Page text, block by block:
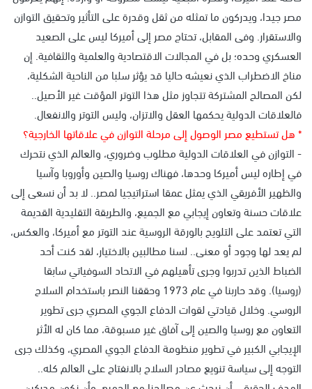
مصر جيدا، ويدركون ما تمثله من ثقل وقدرة على التأثير وتحقيق التوازن
والاستقرار. وفى المقابل، تحتاج مصر إلى أميركا ليس على الصعيد
العسكري وحده؛ بل في المجالات الاقتصادية والعلمية والثقافية. إن
مناخ الاضطراب الذي نعيشه حاليا قد يؤثر سلبا من الناحية الشكلية،
لكن المصالح المشتركة تتجاوز مثل هذا التوتر المؤقت غير الأصيل..
فالعلاقات الدولية يحكمها العقل والاتزان، وليس التوتر والانفعال.
* هل تستطيع مصر الوصول إلى مرحلة التوازن في علاقاتها الخارجية؟
- التوازن في العلاقات الدولية مطلوب وضروري، والعالم الذي نتحرك
في إطاره ليس أميركا وحدها، فهناك روسيا والصين وأوروبا وآسيا
والظهير الأفريقي الذي يمثل عمقا استراتيجيا لمصر.. لا بد أن نسعى إلى
علاقات حسنة وتعاون إيجابي مع الجميع، والطريقة التقليدية القديمة
التي تعتمد على التلويح بالورقة الروسية عند التوتر مع أميركا، والعكس،
لم يعد لها وجود أو معنى.. لسنا مطالبين بالاختيار، لقد كنت أحد
الضباط الذين تدربوا وجرى تأهيلهم في الاتحاد السوفياتي سابقا
(روسيا). وقد حاربنا في عام 1973 وحققنا النصر باستخدام السلاح
الروسي. وخلال قيادتي لقوات الدفاع الجوي المصري جرى تطوير
التعاون مع روسيا والصين إلى آفاق غير مسبوقة، مما كان له الأثر
الإيجابي الكبير في تطوير منظومة الدفاع الجوي المصري، وكذلك جرى
التوجه إلى سياسة تنويع مصادر السلاح بالانفتاح على العالم كله..